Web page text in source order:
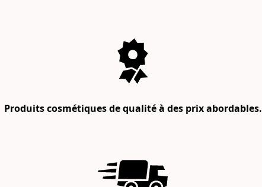
Produits cosmétiques de qualité à des prix abordables.